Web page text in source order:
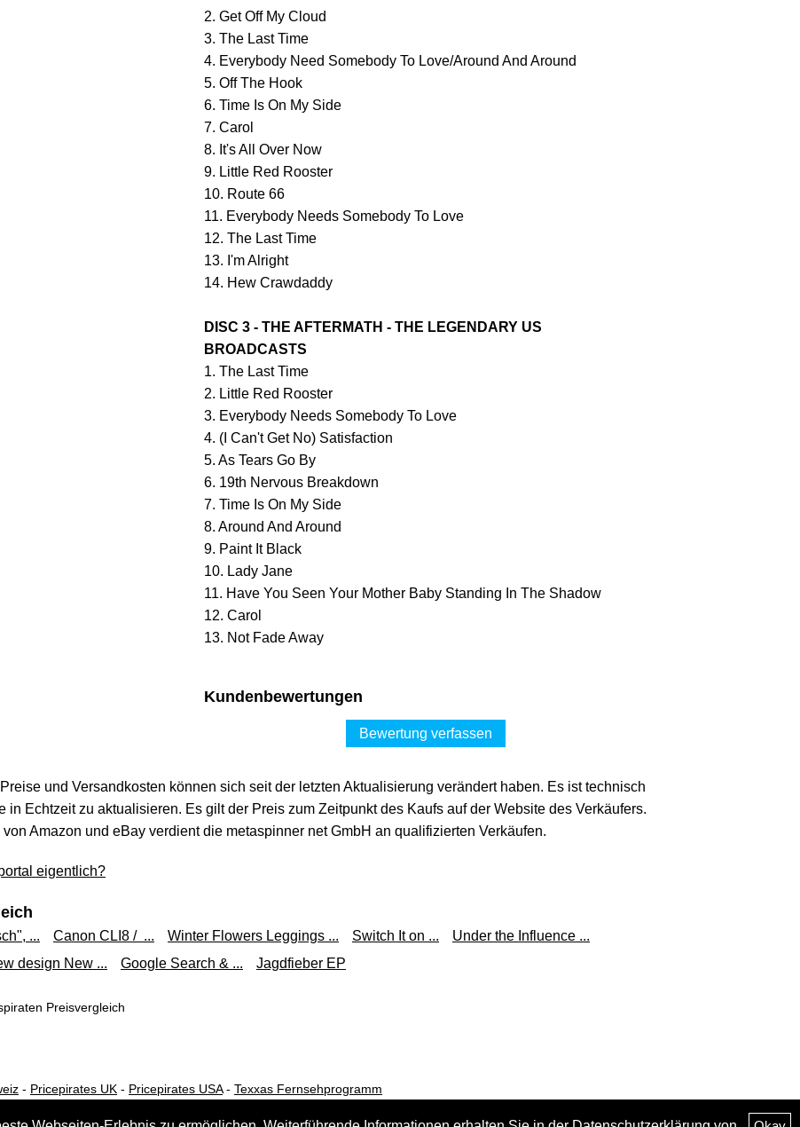
2. Get Off My Cloud
3. The Last Time
4. Everybody Need Somebody To Love/Around And Around
5. Off The Hook
6. Time Is On My Side
7. Carol
8. It's All Over Now
9. Little Red Rooster
10. Route 66
11. Everybody Needs Somebody To Love
12. The Last Time
13. I'm Alright
14. Hew Crawdaddy
DISC 3 - THE AFTERMATH - THE LEGENDARY US
BROADCASTS
1. The Last Time
2. Little Red Rooster
3. Everybody Needs Somebody To Love
4. (I Can't Get No) Satisfaction
5. As Tears Go By
6. 19th Nervous Breakdown
7. Time Is On My Side
8. Around And Around
9. Paint It Black
10. Lady Jane
11. Have You Seen Your Mother Baby Standing In The Shadow
12. Carol
13. Not Fade Away
Kundenbewertungen
Bewertung verfassen
und Versandkosten können sich seit der letzten Aktualisierung verändert haben. Es ist technisch
Echtzeit zu aktualisieren. Es gilt der Preis zum Zeitpunkt des Kaufs auf der Website des Verkäufers.
Amazon und eBay verdient die metaspinner net GmbH an qualifizierten Verkäufen.
eigentlich?
... Canon CLI8 / ... Winter Flowers Leggings ... Switch It on ...
Under the Influence ...
design New ... Google Search & ... Jagdfieber EP
Preisvergleich
- Pricepirates UK - Pricepirates USA- Texxas Fernsehprogramm